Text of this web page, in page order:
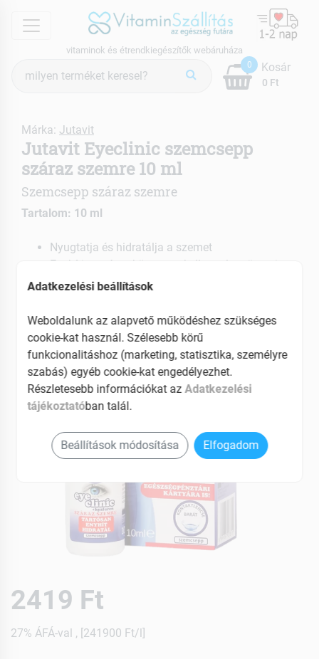
menu
vitaminok és étrendkiegészítők webáruháza
keresés
0
0 Ft
Kosár
Márka: Jutavit
Jutavit Eyeclinic szemcsepp
száraz szemre 10 ml
Szemcsepp száraz szemre
Tartalom: 10 ml
Nyugtatja és hidratálja a szemet
Enyhíti a száraz környezet kellemetlen tüneteit
EAN: 5999887073151
2419 Ft
27% ÁFÁ-val , [241900 Ft/l]
Adatkezelési beállítások
Weboldalunk az alapvető működéshez szükséges
cookie-kat használ. Szélesebb körű
funkcionalitáshoz (marketing, statisztika, személyre
szabás) egyéb cookie-kat engedélyezhet.
Részletesebb információkat az Adatkezelési
tájékoztatóban talál.
Beállítások módosítása Elfogadom